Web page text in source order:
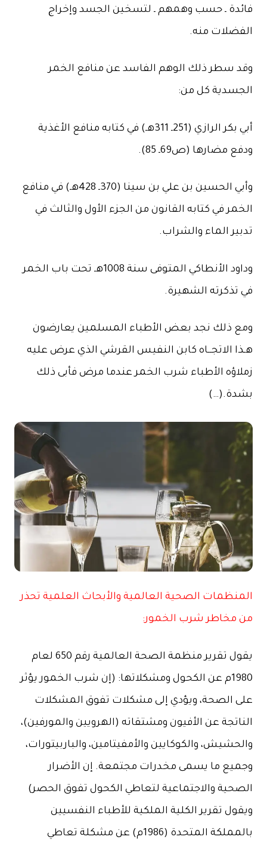
فائدة ـ حسب وهمهم ـ لتسخين الجسد وإخراج
الفضلات منه.
وقد سطر ذلك الوهم الفاسد عن منافع الخمر
الجسدية كل من:
أبي بكر الرازي (251ـ 311هـ) في كتابه منافع الأغذية
ودفع مضارها (ص69ـ 85).
وأبي الحسين بن علي بن سينا (370ـ 428هـ) في منافع
الخمر في كتابه القانون من الجزء الأول والثالث في
تدبير الماء والشراب.
وداود الأنطاكي المتوفى سنة 1008هـ تحت باب الخمر
في تذكرته الشهيرة.
ومع ذلك نجد بعض الأطباء المسلمين يعارضون
هـذا الاتجــاه كابن النفيس القرشي الذي عرض عليه
زملاؤه الأطباء شرب الخمر عندما مرض فأبى ذلك
بشدة.(…)
المنظمات الصحية العالمية والأبحاث العلمية تحذر
من مخاطر شرب الخمور:
يقول تقرير منظمة الصحة العالمية رقم 650 لعام
1980م عن الكحول ومشكلاتها: (إن شرب الخمور يؤثر
على الصحة، ويؤدي إلى مشكلات تفوق المشكلات
الناتجة عن الأفيون ومشتقاته (الهرويين والمورفين)،
والحشيش، والكوكايين والأمفيتامين، والباربيتورات،
وجميع ما يسمى مخدرات مجتمعة. إن الأضرار
الصحية والاجتماعية لتعاطي الكحول تفوق الحصر)
ويقول تقرير الكلية الملكية للأطباء النفسيين
بالمملكة المتحدة (1986م) عن مشكلة تعاطي